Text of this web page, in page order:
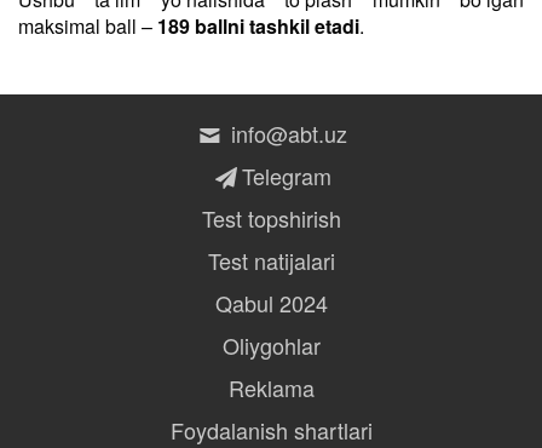
maksimal ball – 189 ballni tashkil etadi.
info@abt.uz
Telegram
Test topshirish
Test natijalari
Qabul 2024
Oliygohlar
Reklama
Foydalanish shartlari